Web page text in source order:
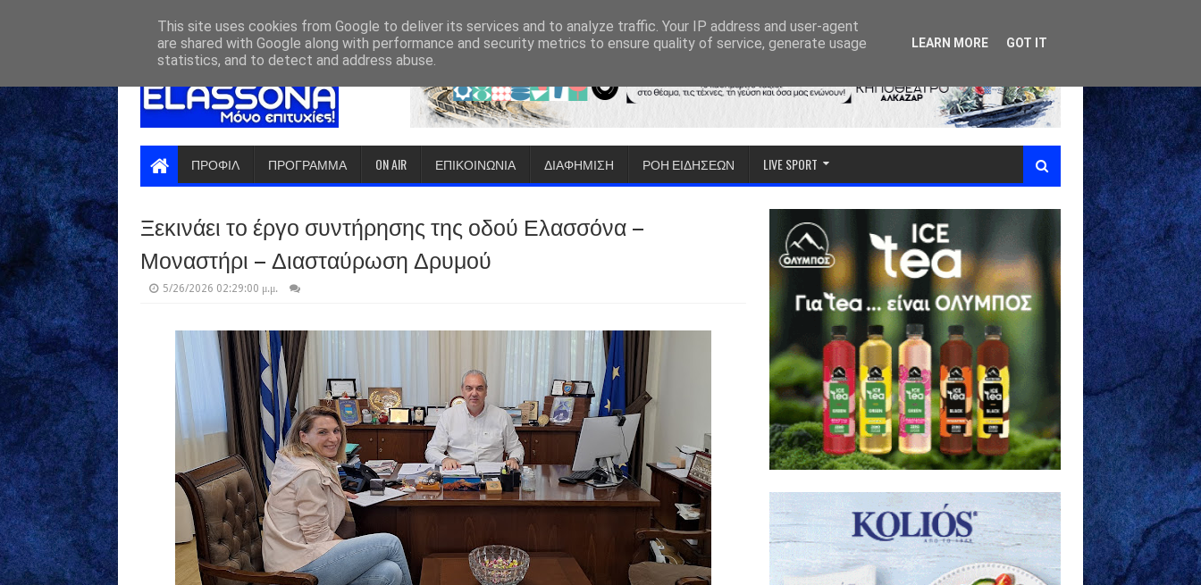
ΠΡΟΦΙΛ ΠΡΟΓΡΑΜΜΑ ON AIR ΕΠΙΚΟΙΝΩΝΙΑ ΔΙΑΦΗΜΙΣΗ ΡΟΗ ΕΙΔΗΣΕΩΝ LIVE SPORT
Ξεκινάει το έργο συντήρησης της οδού Ελασσόνα –
Μοναστήρι – Διασταύρωση Δρυμού
5/26/2026 02:29:00 μ.μ.
This site uses cookies from Google to deliver its services and to analyze traffic. Your IP address and user-agent
are shared with Google along with performance and security metrics to ensure quality of service, generate usage
statistics, and to detect and address abuse.
LEARN MORE GOT IT